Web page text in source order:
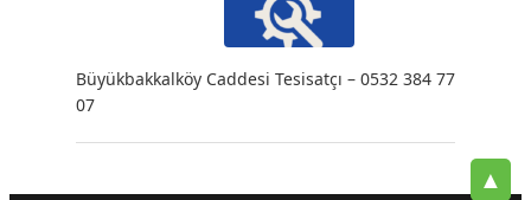
Büyükbakkalköy Caddesi Tesisatçı – 0532 384 77
07
▲